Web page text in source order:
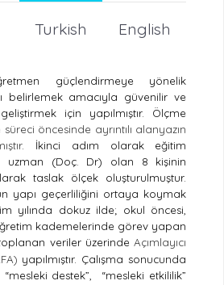
English
Turkish
güçlendirmeye yönelik
belirlemek amacıyla güvenilir ve
için yapılmıştır. Ölçme
süreci öncesinde ayrıntılı alanyazın
. İkinci adım olarak eğitim
uzman (Doç. Dr) olan 8 kişinin
taslak ölçek oluşturulmuştur.
yapı geçerliliğini ortaya koymak
yılında dokuz ilde; okul öncesi,
kademelerinde görev yapan
veriler üzerindeAçımlayıcı
yapılmıştır. Çalışma sonucunda
destek”,
“mesleki etkililik”